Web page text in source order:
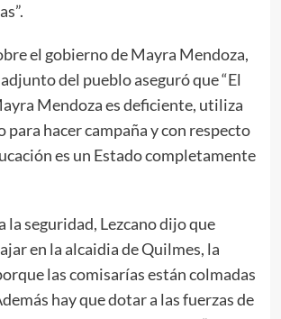
el gobierno de Mayra Mendoza,
del pueblo aseguró que “El
Mendoza es deficiente, utiliza
para hacer campaña y con respecto
es un Estado completamente
la seguridad, Lezcano dijo que
en la alcaidia de Quilmes, la
las comisarías están colmadas
hay que dotar a las fuerzas de